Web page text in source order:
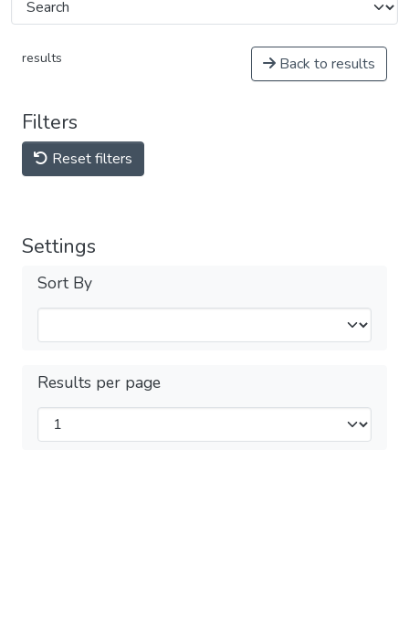
results Back to results
Filters
Reset filters
Settings
Sort By
Results per page